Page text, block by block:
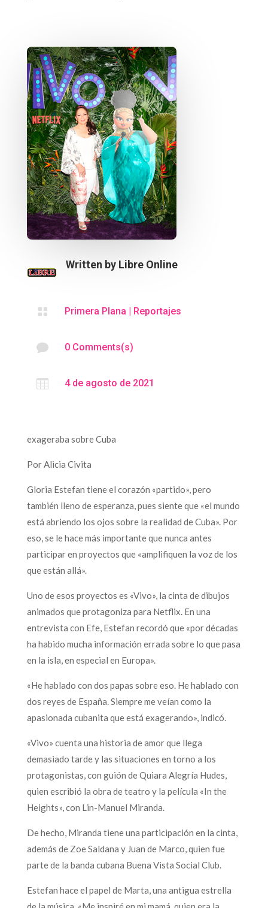
Written by Libre Online
 Primera Plana | Reportajes
 0 Comments(s)
 4 de agosto de 2021
exageraba sobre Cuba
Por Alicia Civita
Gloria Estefan tiene el corazón «partido», pero
también lleno de esperanza, pues siente que «el mundo
está abriendo los ojos sobre la realidad de Cuba». Por
eso, se le hace más importante que nunca antes
participar en proyectos que «amplifiquen la voz de los
que están allá».
Uno de esos proyectos es «Vivo», la cinta de dibujos
animados que protagoniza para Netflix. En una
entrevista con Efe, Estefan recordó que «por décadas
ha habido mucha información errada sobre lo que pasa
en la isla, en especial en Europa».
«He hablado con dos papas sobre eso. He hablado con
dos reyes de España. Siempre me veían como la
apasionada cubanita que está exagerando», indicó.
«Vivo» cuenta una historia de amor que llega
demasiado tarde y las situaciones en torno a los
protagonistas, con guión de Quiara Alegría Hudes,
quien escribió la obra de teatro y la película «In the
Heights», con Lin-Manuel Miranda.
De hecho, Miranda tiene una participación en la cinta,
además de Zoe Saldana y Juan de Marco, quien fue
parte de la banda cubana Buena Vista Social Club.
Estefan hace el papel de Marta, una antigua estrella